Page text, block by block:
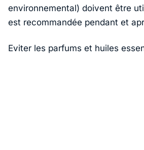
environnemental) doivent être
est recommandée pendant et
Eviter les parfums et huiles